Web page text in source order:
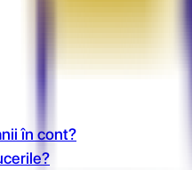
în cont?